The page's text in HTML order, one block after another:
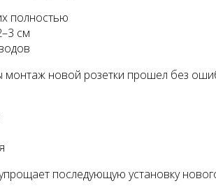
полностью
см
новой розетки прошел без
последующую установку